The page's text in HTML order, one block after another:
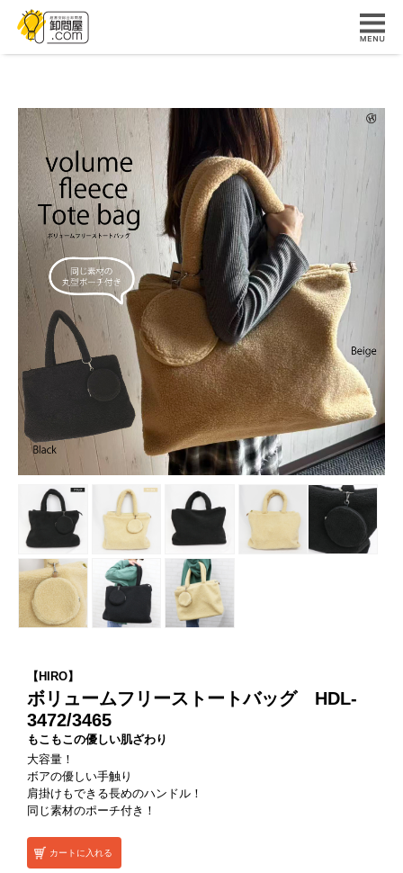
【HIRO】
ボリュームフリーストートバッグ HDL-
3472/3465
もこもこの優しい肌ざわり
大容量！
ボアの優しい手触り
肩掛けもできる長めのハンドル！
同じ素材のポーチ付き！
カートに入れる